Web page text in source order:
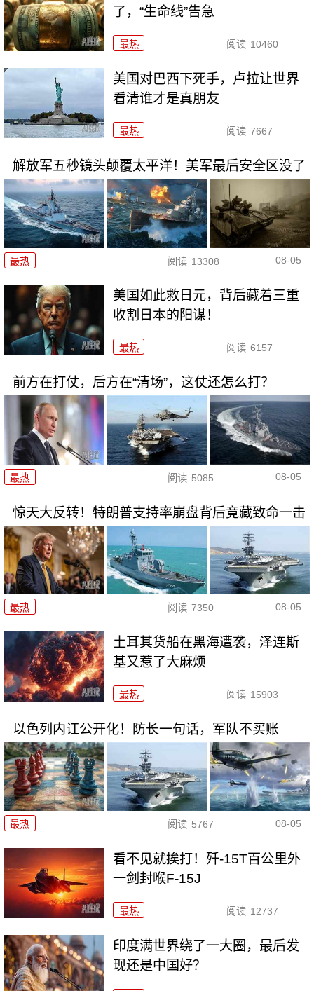
了，“生命线”告急
最热 阅读 10460
美国对巴西下死手，卢拉让世界
看清谁才是真朋友
最热 阅读 7667
解放军五秒镜头颠覆太平洋！美军最后安全区没了
最热 阅读 13308 08-05
美国如此救日元，背后藏着三重
收割日本的阳谋！
最热 阅读 6157
前方在打仗，后方在“清场”，这仗还怎么打？
最热 阅读 5085 08-05
惊天大反转！特朗普支持率崩盘背后竟藏致命一击
最热 阅读 7350 08-05
土耳其货船在黑海遭袭，泽连斯
基又惹了大麻烦
最热 阅读 15903
以色列内讧公开化！防长一句话，军队不买账
最热 阅读 5767 08-05
看不见就挨打！歼-15T百公里外
一剑封喉F-15J
最热 阅读 12737
印度满世界绕了一大圈，最后发
现还是中国好？